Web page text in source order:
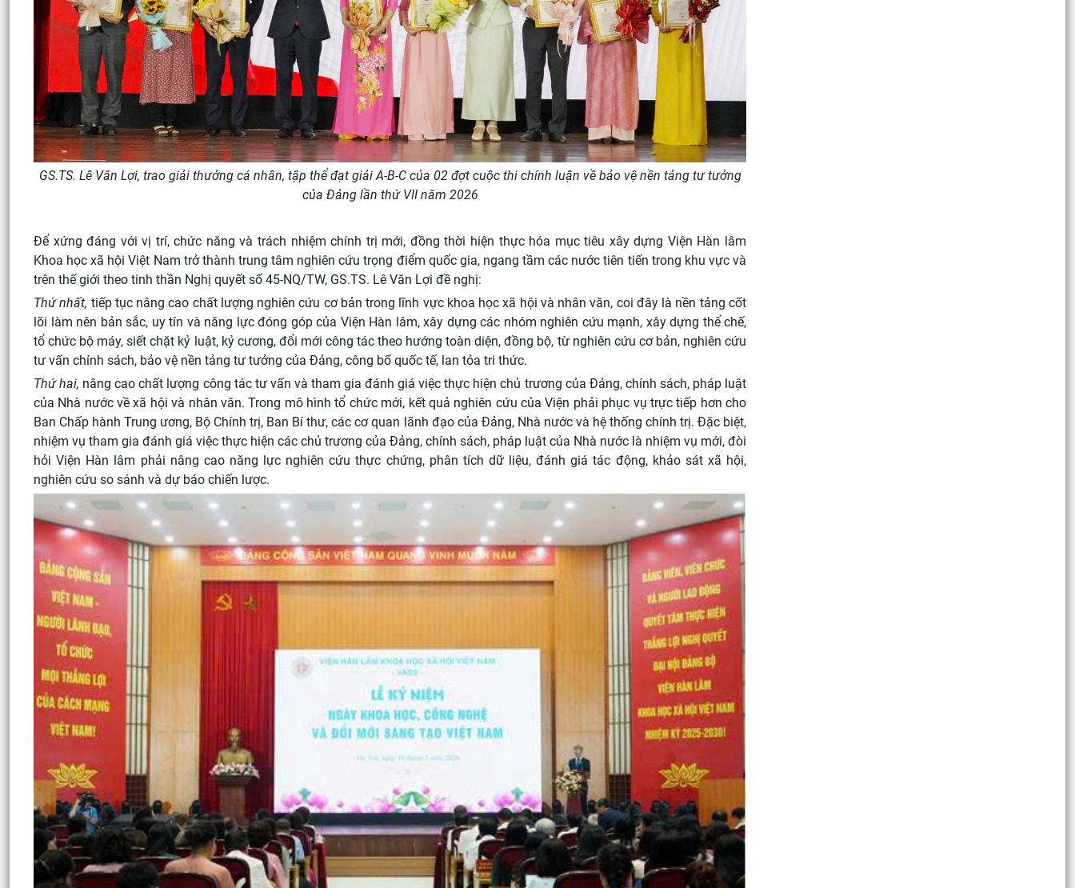
GS.TS. Lê Văn Lợi, trao giải thưởng cá nhân, tập thể đạt giải A-B-C của 02 đợt cuộc thi chính luận về bảo vệ nền tảng tư tưởng
của Đảng lần thứ VII năm 2026
Để xứng đáng với vị trí, chức năng và trách nhiệm chính trị mới, đồng thời hiện thực hóa mục tiêu xây dựng Viện Hàn lâm
Khoa học xã hội Việt Nam trở thành trung tâm nghiên cứu trọng điểm quốc gia, ngang tầm các nước tiên tiến trong khu vực và
trên thế giới theo tinh thần Nghị quyết số 45-NQ/TW, GS.TS. Lê Văn Lợi đề nghị:
Thứ nhất, tiếp tục nâng cao chất lượng nghiên cứu cơ bản trong lĩnh vực khoa học xã hội và nhân văn, coi đây là nền tảng cốt
lõi làm nên bản sắc, uy tín và năng lực đóng góp của Viện Hàn lâm, xây dựng các nhóm nghiên cứu mạnh, xây dựng thể chế,
tổ chức bộ máy, siết chặt kỷ luật, kỷ cương, đổi mới công tác theo hướng toàn diện, đồng bộ, từ nghiên cứu cơ bản, nghiên cứu
tư vấn chính sách, bảo vệ nền tảng tư tưởng của Đảng, công bố quốc tế, lan tỏa tri thức.
Thứ hai, nâng cao chất lượng công tác tư vấn và tham gia đánh giá việc thực hiện chủ trương của Đảng, chính sách, pháp luật
của Nhà nước về xã hội và nhân văn. Trong mô hình tổ chức mới, kết quả nghiên cứu của Viện phải phục vụ trực tiếp hơn cho
Ban Chấp hành Trung ương, Bộ Chính trị, Ban Bí thư, các cơ quan lãnh đạo của Đảng, Nhà nước và hệ thống chính trị. Đặc biệt,
nhiệm vụ tham gia đánh giá việc thực hiện các chủ trương của Đảng, chính sách, pháp luật của Nhà nước là nhiệm vụ mới, đòi
hỏi Viện Hàn lâm phải nâng cao năng lực nghiên cứu thực chứng, phân tích dữ liệu, đánh giá tác động, khảo sát xã hội,
nghiên cứu so sánh và dự báo chiến lược.